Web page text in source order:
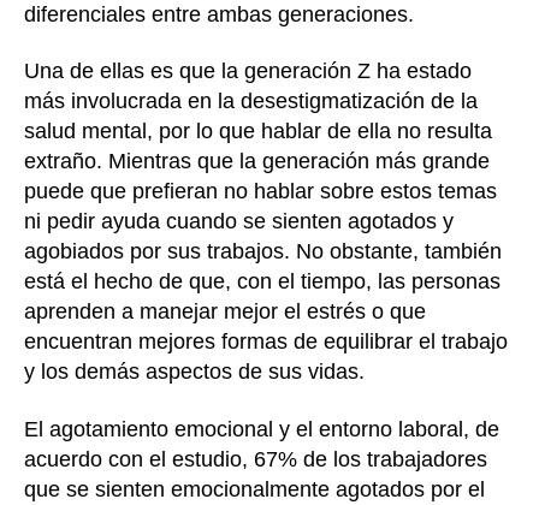
diferenciales entre ambas generaciones.
Una de ellas es que la generación Z ha estado
más involucrada en la desestigmatización de la
salud mental, por lo que hablar de ella no resulta
extraño. Mientras que la generación más grande
puede que prefieran no hablar sobre estos temas
ni pedir ayuda cuando se sienten agotados y
agobiados por sus trabajos. No obstante, también
está el hecho de que, con el tiempo, las personas
aprenden a manejar mejor el estrés o que
encuentran mejores formas de equilibrar el trabajo
y los demás aspectos de sus vidas.
El agotamiento emocional y el entorno laboral, de
acuerdo con el estudio, 67% de los trabajadores
que se sienten emocionalmente agotados por el